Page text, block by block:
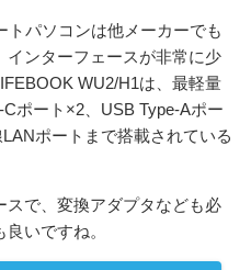
トパソコンは他メーカーでも
インターフェースが非常に少
WU2/H1は、最軽量
ポート×2、USB Type-Aポー
ポートまで搭載されている
スで、変換アダプタなども必
いですね。